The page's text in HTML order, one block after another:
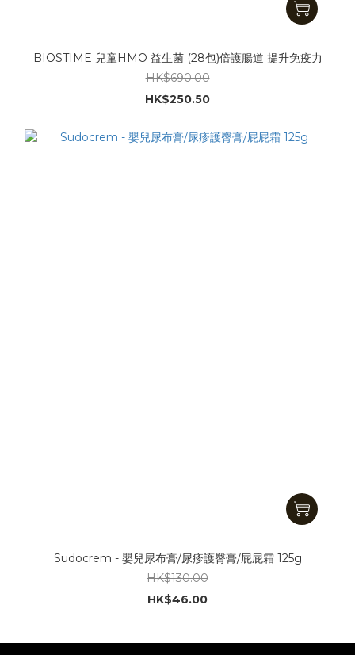
BIOSTIME 兒童HMO 益生菌 (28包)倍護腸道 提升免疫力
HK$690.00
HK$250.50
Sudocrem - 嬰兒尿布膏/尿疹護臀膏/屁屁霜 125g
HK$130.00
HK$46.00